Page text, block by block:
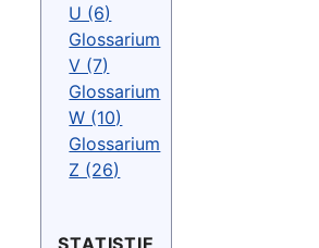
U (6)
Glossarium
V (7)
Glossarium
W (10)
Glossarium
Z (26)